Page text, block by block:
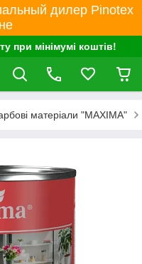
дилер Pinotex
при мінімумі коштів!
матеріали "MAXIMA"